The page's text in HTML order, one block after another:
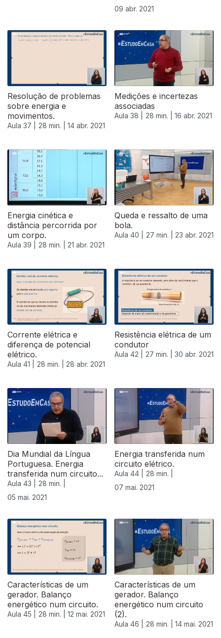
09 abr. 2021
Resolução de problemas
sobre energia e
movimentos.
Aula 37 | 28 min. | 14 abr. 2021
Medições e incertezas
associadas
Aula 38 | 28 min. | 16 abr. 2021
Energia cinética e
distância percorrida por
um corpo.
Aula 39 | 28 min. | 21 abr. 2021
Queda e ressalto de uma
bola.
Aula 40 | 27 min. | 23 abr. 2021
Corrente elétrica e
diferença de potencial
elétrico.
Aula 41 | 28 min. | 28 abr. 2021
Resistência elétrica de um
condutor
Aula 42 | 27 min. | 30 abr. 2021
Dia Mundial da Língua
Portuguesa. Energia
transferida num circuito...
Aula 43 |
28 min. |
05 mai. 2021
Energia transferida num
circuito elétrico.
Aula 44 |
28 min. |
07 mai. 2021
Características de um
gerador. Balanço
energético num circuito.
Aula 45 | 28 min. | 12 mai. 2021
Características de um
gerador. Balanço
energético num circuito
(2).
Aula 46 | 28 min. | 14 mai. 2021
544044